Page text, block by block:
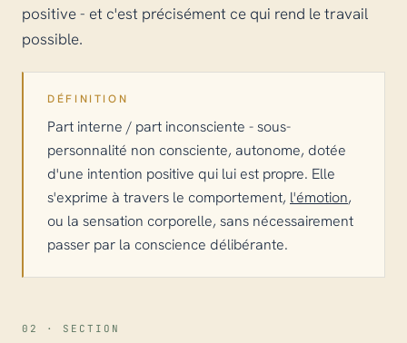
positive - et c'est précisément ce qui rend le travail
possible.
DÉFINITION
Part interne / part inconsciente - sous-
personnalité non consciente, autonome, dotée
d'une intention positive qui lui est propre. Elle
s'exprime à travers le comportement, l'émotion,
ou la sensation corporelle, sans nécessairement
passer par la conscience délibérante.
02 · SECTION